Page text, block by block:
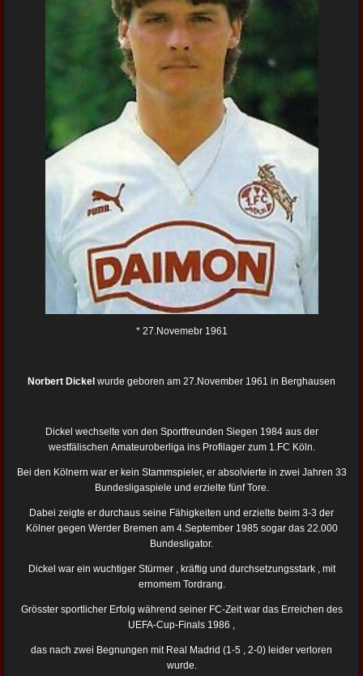
* 27.Novemebr 1961
Norbert Dickel wurde geboren am 27.November 1961 in Berghausen
Dickel wechselte von den Sportfreunden Siegen 1984 aus der
westfälischen Amateuroberliga ins Profilager zum 1.FC Köln.
Bei den Kölnern war er kein Stammspieler, er absolvierte in zwei Jahren 33
Bundesligaspiele und erzielte fünf Tore.
Dabei zeigte er durchaus seine Fähigkeiten und erzielte beim 3-3 der
Kölner gegen Werder Bremen am 4.September 1985 sogar das 22.000
Bundesligator.
Dickel war ein wuchtiger Stürmer , kräftig und durchsetzungsstark , mit
ernomem Tordrang.
Grösster sportlicher Erfolg während seiner FC-Zeit war das Erreichen des
UEFA-Cup-Finals 1986 ,
das nach zwei Begnungen mit Real Madrid (1-5 , 2-0) leider verloren
wurde.